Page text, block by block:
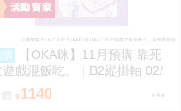
購
【OKA咪】11月預購 靠死
遊戲混飯吃。｜B2縦掛軸 02/
繪插畫) (御城)
1140